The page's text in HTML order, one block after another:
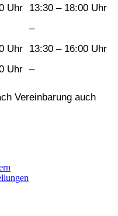
Uhr
13:30 – 18:00 Uhr
–
Uhr
13:30 – 16:00 Uhr
Uhr –
Vereinbarung auch